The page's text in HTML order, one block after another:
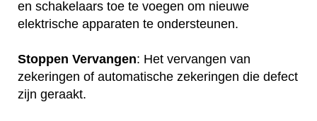
en schakelaars toe te voegen om nieuwe
elektrische apparaten te ondersteunen.
Stoppen Vervangen: Het vervangen van
zekeringen of automatische zekeringen die defect
zijn geraakt.